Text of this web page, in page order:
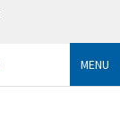
MENU